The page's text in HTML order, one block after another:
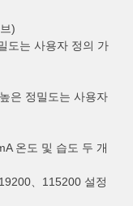
)
도는 사용자 정의 가
은 정밀도는 사용자
온도 및 습도 두 개
、115200 설정